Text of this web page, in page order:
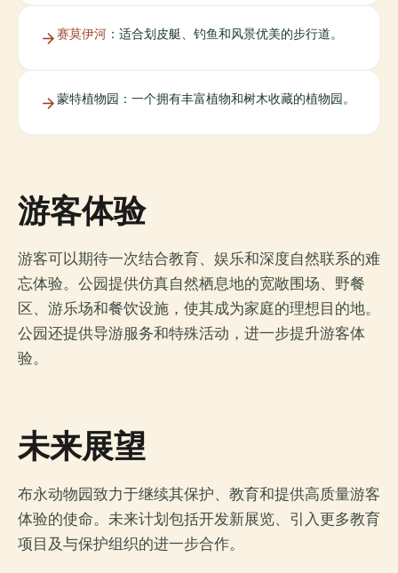
赛莫伊河 ：适合划皮艇、钓鱼和风景优美的步行道。
蒙特植物园：一个拥有丰富植物和树木收藏的植物园。
游客体验
游客可以期待一次结合教育、娱乐和深度自然联系的难
忘体验。公园提供仿真自然栖息地的宽敞围场、野餐
区、游乐场和餐饮设施，使其成为家庭的理想目的地。
公园还提供导游服务和特殊活动，进一步提升游客体
验。
未来展望
布永动物园致力于继续其保护、教育和提供高质量游客
体验的使命。未来计划包括开发新展览、引入更多教育
项目及与保护组织的进一步合作。